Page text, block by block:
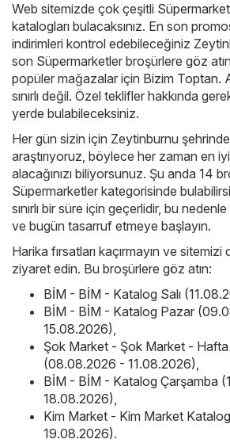
Web sitemizde çok çeşitli
katalogları bulacaksınız. En son
indirimleri kontrol edebileceğiniz
son Süpermarketler broşürlere göz
popüler mağazalar için Bizim Toptan.
sınırlı değil. Özel teklifler hakkında
yerde bulabileceksiniz.
Her gün sizin için Zeytinburnu
araştırıyoruz, böylece her zaman en
alacağınızı biliyorsunuz. Şu anda 14
Süpermarketler kategorisinde
sınırlı bir süre için geçerlidir, bu
ve bugün tasarruf etmeye başlayın.
Harika fırsatları kaçırmayın ve
ziyaret edin. Bu broşürlere göz atın:
BİM - BİM - Katalog Salı
BİM - BİM - Katalog Pazar
15.08.2026),
Şok Market - Şok Market - Hafta
(08.08.2026 - 11.08.2026),
BİM - BİM - Katalog Çarşamba
18.08.2026),
Kim Market - Kim Market
19.08.2026).